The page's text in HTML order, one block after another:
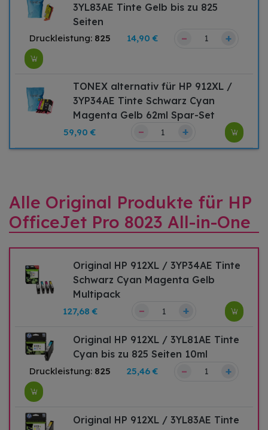
3YL83AE Tinte Gelb bis zu 825
Seiten
Druckleistung: 825 14,90 € – +
TONEX alternativ für HP 912XL /
3YP34AE Tinte Schwarz Cyan
Magenta Gelb 62ml Spar-Set
59,90 € – +
Alle Original Produkte für HP
OfficeJet Pro 8023 All-in-One
Original HP 912XL / 3YP34AE Tinte
Schwarz Cyan Magenta Gelb
Multipack
127,68 € – +
Original HP 912XL / 3YL81AE Tinte
Cyan bis zu 825 Seiten 10ml
Druckleistung: 825 25,46 € – +
Original HP 912XL / 3YL83AE Tinte